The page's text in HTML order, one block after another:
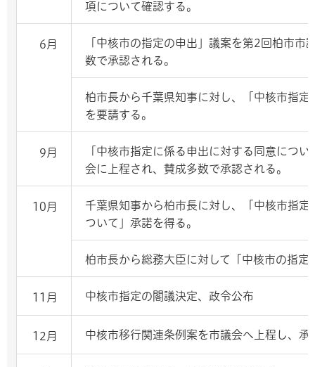
項について確認する。
6月
「中核市の指定の申出」議案を第2回柏市市
数で承認される。
柏市長から千葉県知事に対し、「中核市指定
を要請する。
9月
「中核市指定に係る申出に対する同意につ
会に上程され、賛成多数で承認される。
10月
千葉県知事から柏市長に対し、「中核市指
ついて」承諾を得る。
柏市長から総務大臣に対して「中核市の指定
11月 中核市指定の閣議決定、政令公布
12月 中核市移行関連条例案を市議会へ上程し、承